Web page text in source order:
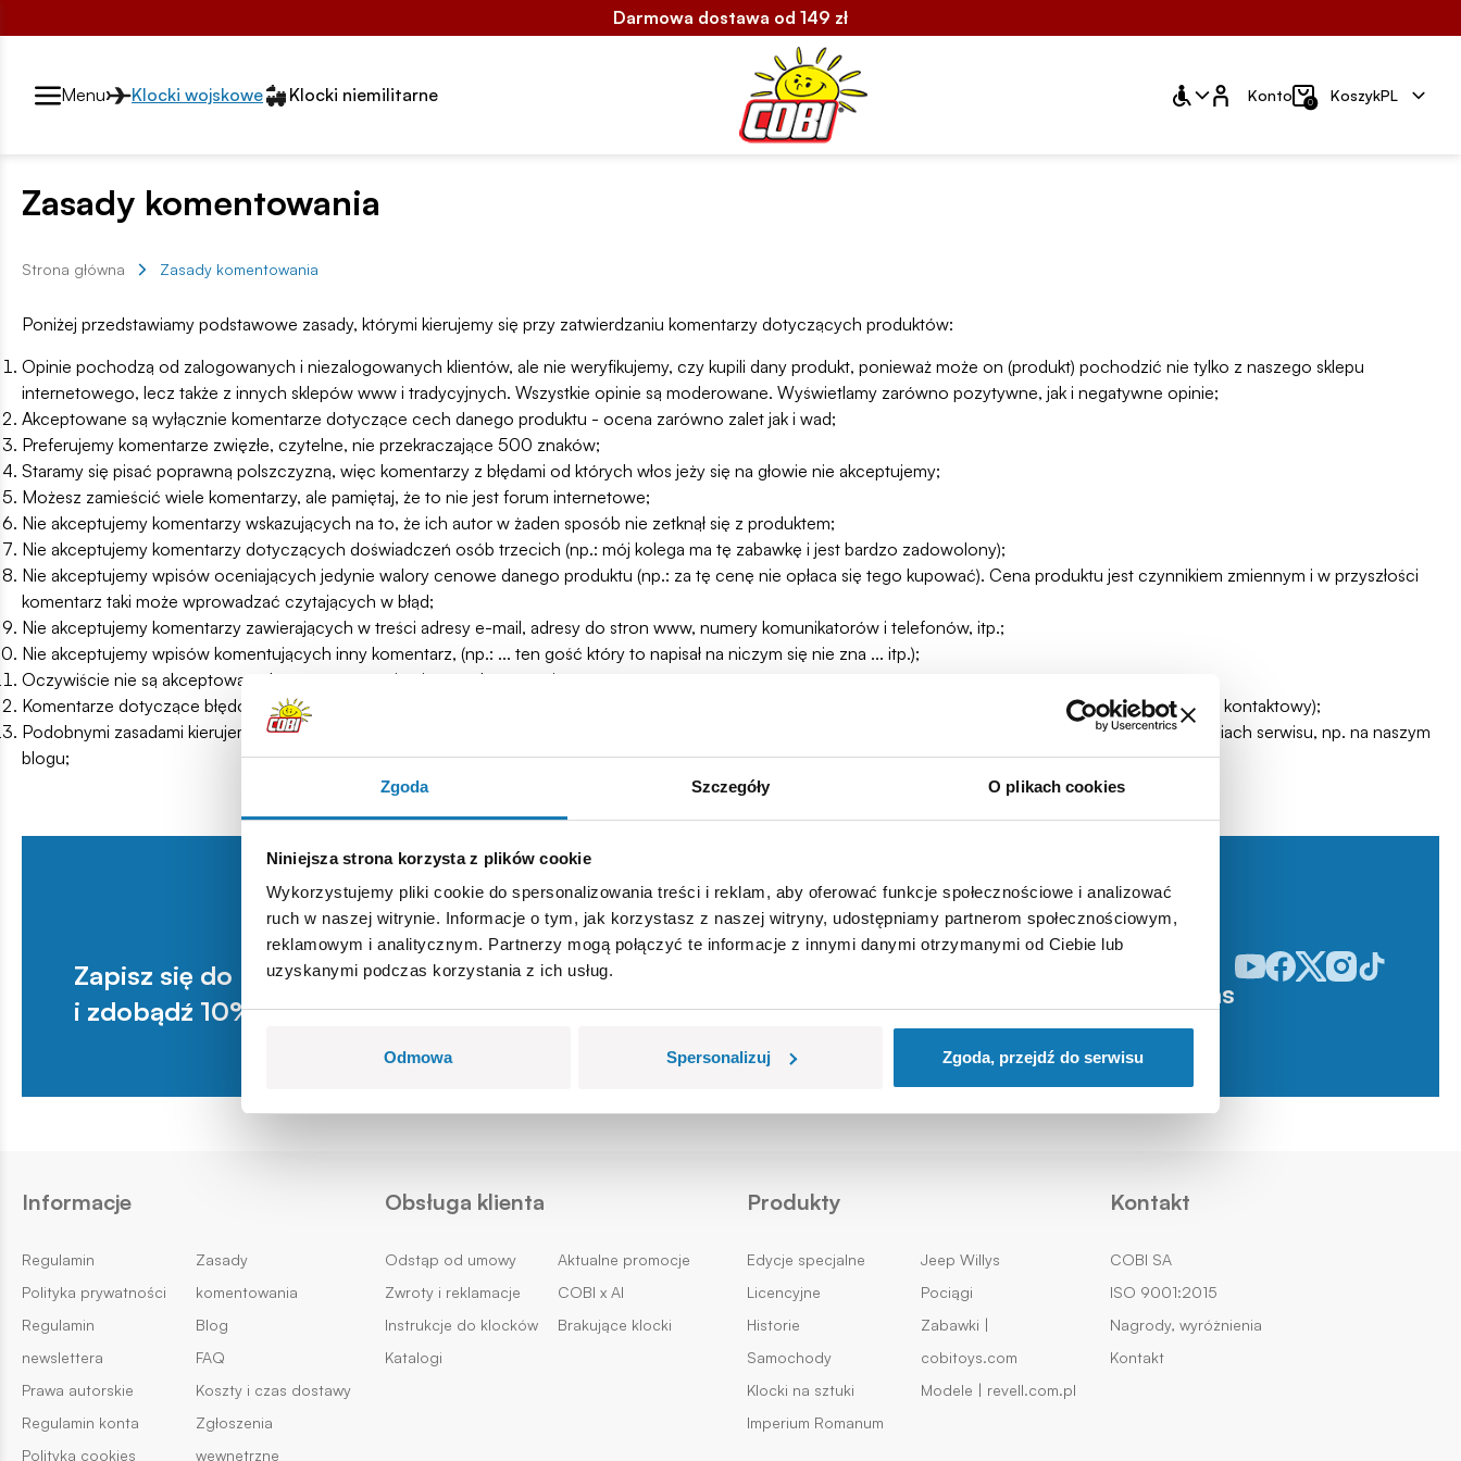
Zgoda Szczegóły O plikach cookies
Niniejsza strona korzysta z plików cookie
Wykorzystujemy pliki cookie do spersonalizowania treści i reklam, aby oferować funkcje społecznościowe i analizować
ruch w naszej witrynie. Informacje o tym, jak korzystasz z naszej witryny, udostępniamy partnerom społecznościowym,
reklamowym i analitycznym. Partnerzy mogą połączyć te informacje z innymi danymi otrzymanymi od Ciebie lub
uzyskanymi podczas korzystania z ich usług.
Odmowa Spersonalizuj Zgoda, przejdź do serwisu
Darmowa dostawa od 149 zł
Przełącznik segmentów2
Menu Klocki wojskowe Klocki niemilitarne Konto
Konto 0 KoszykPL
Zasady komentowania
Strona główna Zasady komentowania
Poniżej przedstawiamy podstawowe zasady, którymi kierujemy się przy zatwierdzaniu komentarzy dotyczących produktów:
Opinie pochodzą od zalogowanych i niezalogowanych klientów, ale nie weryfikujemy, czy kupili dany produkt, ponieważ może on (produkt) pochodzić nie tylko z naszego sklepu
internetowego, lecz także z innych sklepów www i tradycyjnych. Wszystkie opinie są moderowane. Wyświetlamy zarówno pozytywne, jak i negatywne opinie;
Akceptowane są wyłącznie komentarze dotyczące cech danego produktu - ocena zarówno zalet jak i wad;
Preferujemy komentarze zwięzłe, czytelne, nie przekraczające 500 znaków;
Staramy się pisać poprawną polszczyzną, więc komentarzy z błędami od których włos jeży się na głowie nie akceptujemy;
Możesz zamieścić wiele komentarzy, ale pamiętaj, że to nie jest forum internetowe;
Nie akceptujemy komentarzy wskazujących na to, że ich autor w żaden sposób nie zetknął się z produktem;
Nie akceptujemy komentarzy dotyczących doświadczeń osób trzecich (np.: mój kolega ma tę zabawkę i jest bardzo zadowolony);
Nie akceptujemy wpisów oceniających jedynie walory cenowe danego produktu (np.: za tę cenę nie opłaca się tego kupować). Cena produktu jest czynnikiem zmiennym i w przyszłości
komentarz taki może wprowadzać czytających w błąd;
Nie akceptujemy komentarzy zawierających w treści adresy e-mail, adresy do stron www, numery komunikatorów i telefonów, itp.;
Nie akceptujemy wpisów komentujących inny komentarz, (np.: ... ten gość który to napisał na niczym się nie zna ... itp.);
Oczywiście nie są akceptowane komentarze zawierające wulgaryzmy itp.;
Komentarze dotyczące błędów w specyfikacji lub w opisach produktów, prosimy kierować bezpośrednio na adres e-mail obsługi technicznej sklepu (formularz kontaktowy);
Podobnymi zasadami kierujemy się przy zatwierdzaniu komentarzy dotyczących nie tylko produktów, ale również tych, które mogą się pojawić w innych częściach serwisu, np. na naszym
blogu;
Zapisz się do newslettera
i zdobądź 10% na pierwsze zakupy!
Zapisz się
Śledź nas
Odwiedź nasz profil w serwisie
Odwiedź nasz profil w
Odwiedź nasz profil w
Odwiedź nasz
Odwiedź
Informacje
Regulamin
Polityka prywatności
Regulamin
newslettera
Prawa autorskie
Regulamin konta
Polityka cookies
Zasady
komentowania
Blog
FAQ
Koszty i czas dostawy
Zgłoszenia
wewnętrzne
Obsługa klienta
Odstąp od umowy
Zwroty i reklamacje
Instrukcje do klocków
Katalogi
Aktualne promocje
COBI x AI
Brakujące klocki
Produkty
Edycje specjalne
Licencyjne
Historie
Samochody
Klocki na sztuki
Imperium Romanum
Jeep Willys
Pociągi
Zabawki |
cobitoys.com
Modele | revell.com.pl
Kontakt
COBI SA
ISO 9001:2015
Nagrody, wyróżnienia
Kontakt